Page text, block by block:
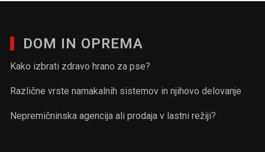
DOM IN OPREMA
Kako izbrati zdravo hrano za pse?
Različne vrste namakalnih sistemov in njihovo delovanje
Nepremičninska agencija ali prodaja v lastni režiji?